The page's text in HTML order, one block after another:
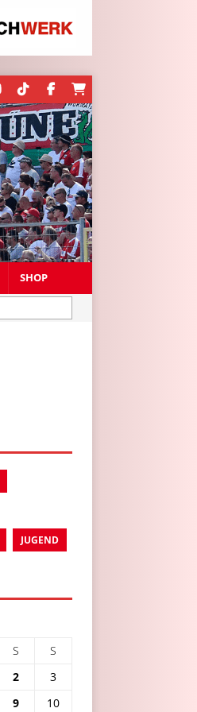
SHOP
JUGEND
S
S
2
3
9 10